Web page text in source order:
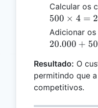
Calcular os
500 × 4 =
Adicionar
20.000 +
Resultado: O
permitindo que
competitivos.